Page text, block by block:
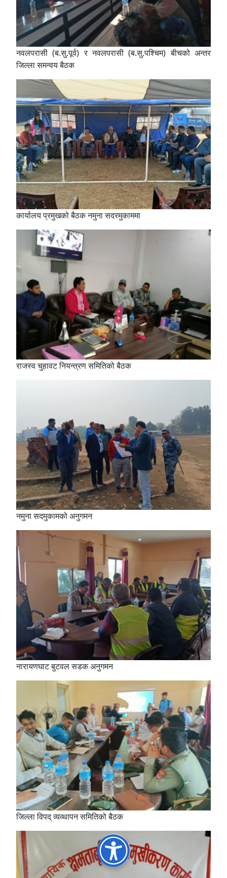
नवलपरासी (ब.सु.पूर्व) र नवलपरासी (ब.सु.पश्चिम) बीचको अन्तर
जिल्ला समन्वय बैठक
कार्यालय प्रमुखको बैठक नमुना सदरमुकाममा
राजस्व चुहावट नियन्त्रण समितिको बैठक
नमुना सदमुकामको अनुगमन
नारायणघाट बुटवल सडक अनुगमन
जिल्ला विपद् व्यव्थापन समितिको बैठक